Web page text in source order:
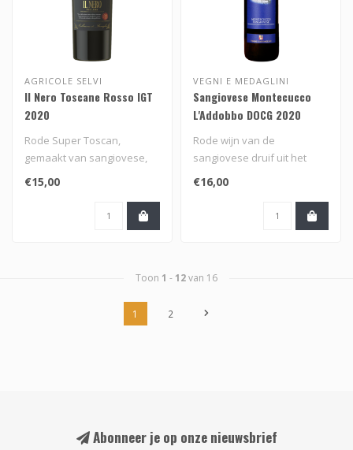
AGRICOLE SELVI
Il Nero Toscane Rosso IGT
2020
Rode Super Toscan,
gemaakt van sangiovese,
merlot en syrah van
Agricole Selvi ui..
€15,00
VEGNI E MEDAGLINI
Sangiovese Montecucco
L'Addobbo DOCG 2020
Rode wijn van de
sangiovese druif uit het
zuiden van Toscane, Italië..
€16,00
Toon 1 - 12van 16
1 2
Abonneer je op onze nieuwsbrief